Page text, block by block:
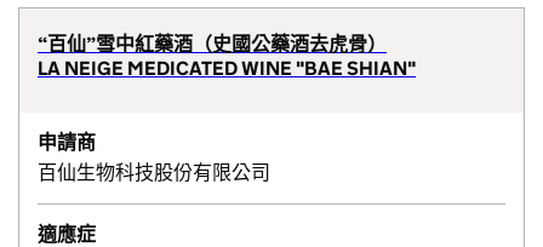
“百仙”雪中紅藥酒（史國公藥酒去虎骨）
LA NEIGE MEDICATED WINE "BAE SHIAN"
申請商
百仙生物科技股份有限公司
適應症